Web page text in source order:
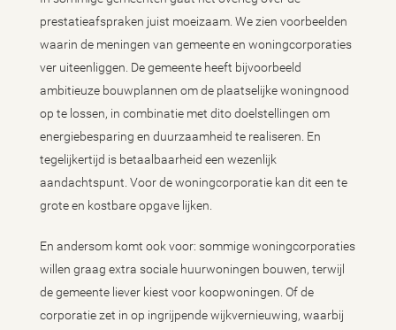
prestatieafspraken juist moeizaam. We zien voorbeelden
waarin de meningen van gemeente en woningcorporaties
ver uiteenliggen. De gemeente heeft bijvoorbeeld
ambitieuze bouwplannen om de plaatselijke woningnood
op te lossen, in combinatie met dito doelstellingen om
energiebesparing en duurzaamheid te realiseren. En
tegelijkertijd is betaalbaarheid een wezenlijk
aandachtspunt. Voor de woningcorporatie kan dit een te
grote en kostbare opgave lijken.
En andersom komt ook voor: sommige woningcorporaties
willen graag extra sociale huurwoningen bouwen, terwijl
de gemeente liever kiest voor koopwoningen. Of de
corporatie zet in op ingrijpende wijkvernieuwing, waarbij